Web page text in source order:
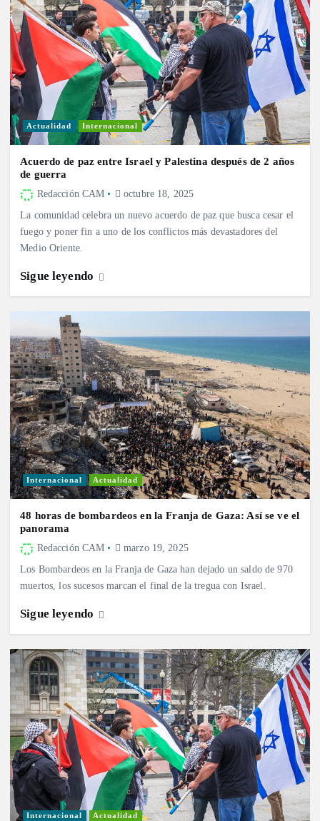
Actualidad Internacional
Acuerdo de paz entre Israel y Palestina después de 2 años
de guerra
Redacción CAM octubre 18, 2025
La comunidad celebra un nuevo acuerdo de paz que busca cesar el
fuego y poner fin a uno de los conflictos más devastadores del
Medio Oriente.
Sigue leyendo
Internacional Actualidad
48 horas de bombardeos en la Franja de Gaza: Así se ve el
panorama
Redacción CAM marzo 19, 2025
Los Bombardeos en la Franja de Gaza han dejado un saldo de 970
muertos, los sucesos marcan el final de la tregua con Israel.
Sigue leyendo
Internacional Actualidad